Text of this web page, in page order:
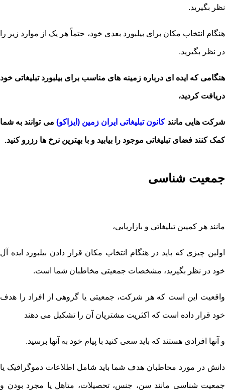
نظر بگیرید.
هنگام انتخاب مکان برای بیلبورد بعدی خود، حتماً هر یک از موارد زیر را
در نظر بگیرید.
هنگامی که ایده ای درباره زمینه های مناسب برای بیلبورد تبلیغاتی خود
دریافت کردید،
شرکت هایی مانندکانون تبلیغاتی ایران زمین (ایزاکو) می توانند به شما
کمک کنند فضای تبلیغاتی موجود را بیابید و با بهترین نرخ ها رزرو کنید.
جمعیت شناسی
مانند هر کمپین تبلیغاتی و بازاریابی،
اولین چیزی که باید در هنگام انتخاب مکان قرار دادن بیلبورد ایده آل
خود در نظر بگیرید، مشخصات جمعیتی مخاطبان شما است.
واقعیت این است که هر شرکت، جمعیتی یا گروهی از افراد را هدف
خود قرار داده است که اکثریت مشتریان آن را تشکیل می دهند
و آنها افرادی هستند که باید سعی کنید با پیام خود به آنها برسید.
دانش در مورد مخاطبان هدف شما باید شامل اطلاعات دموگرافیک یا
جمعیت شناسی مانند سن، جنس، تحصیلات، متاهل یا مجرد بودن و